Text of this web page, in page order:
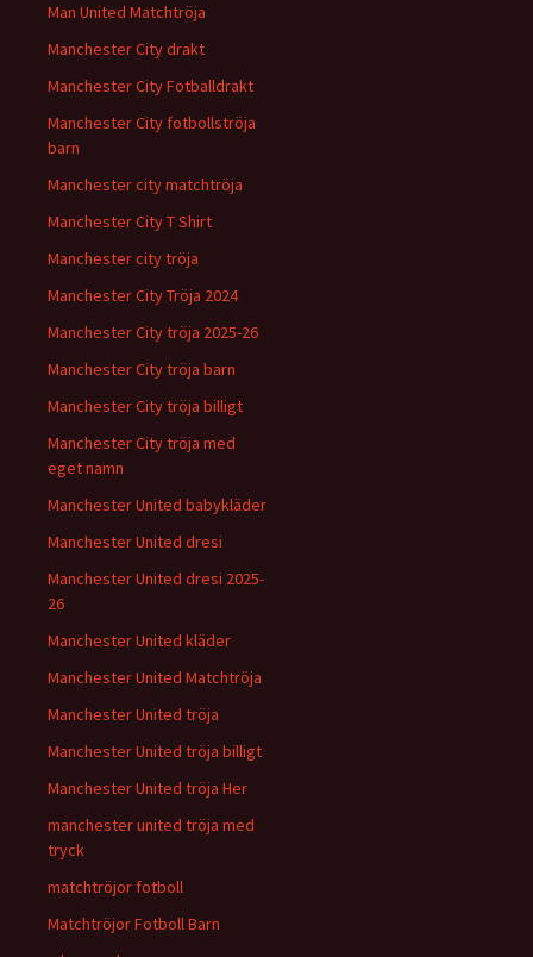
Man United Matchtröja
Manchester City drakt
Manchester City Fotballdrakt
Manchester City fotbollströja
barn
Manchester city matchtröja
Manchester City T Shirt
Manchester city tröja
Manchester City Tröja 2024
Manchester City tröja 2025-26
Manchester City tröja barn
Manchester City tröja billigt
Manchester City tröja med
eget namn
Manchester United babykläder
Manchester United dresi
Manchester United dresi 2025-
26
Manchester United kläder
Manchester United Matchtröja
Manchester United tröja
Manchester United tröja billigt
Manchester United tröja Her
manchester united tröja med
tryck
matchtröjor fotboll
Matchtröjor Fotboll Barn